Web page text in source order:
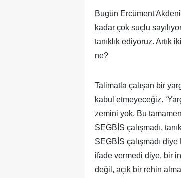
Bugün Ercüment
kadar çok suçlu
tanıklık ediyoruz.
ne?
Talimatla çalışan bir
kabul etmeyeceğiz.
zemini yok. Bu
SEGBİS çalışmadı,
SEGBİS çalışmadı
ifade vermedi diye, bir
değil, açık bir rehin